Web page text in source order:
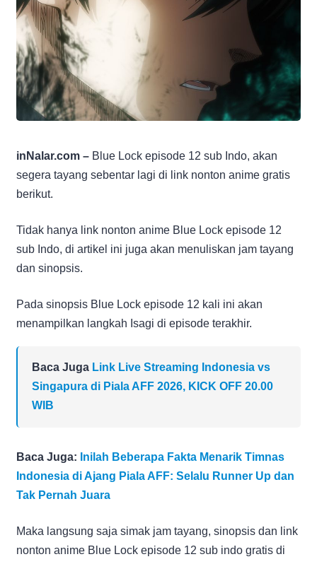
inNalar.com – Blue Lock episode 12 sub Indo, akan
segera tayang sebentar lagi di link nonton anime gratis
berikut.
Tidak hanya link nonton anime Blue Lock episode 12
sub Indo, di artikel ini juga akan menuliskan jam tayang
dan sinopsis.
Pada sinopsis Blue Lock episode 12 kali ini akan
menampilkan langkah Isagi di episode terakhir.
Baca Juga Link Live Streaming Indonesia vs
Singapura di Piala AFF 2026, KICK OFF 20.00
WIB
Baca Juga: Inilah Beberapa Fakta Menarik Timnas
Indonesia di Ajang Piala AFF: Selalu Runner Up dan
Tak Pernah Juara
Maka langsung saja simak jam tayang, sinopsis dan link
nonton anime Blue Lock episode 12 sub indo gratis di